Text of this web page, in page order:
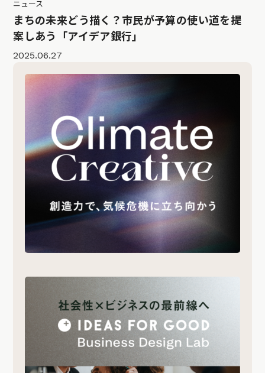
ニュース
まちの未来どう描く？市民が予算の使い道を提
案しあう「アイデア銀行」
2025.06.27